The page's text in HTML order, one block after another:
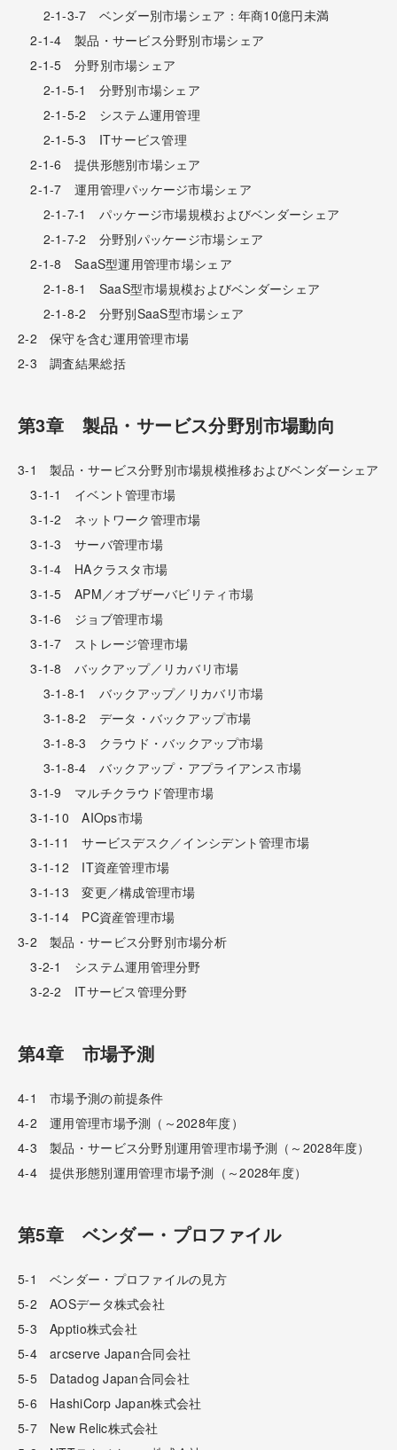
2-1-3-7 ベンダー別市場シェア：年商10億円未満
2-1-4 製品・サービス分野別市場シェア
2-1-5 分野別市場シェア
2-1-5-1 分野別市場シェア
2-1-5-2 システム運用管理
2-1-5-3 ITサービス管理
2-1-6 提供形態別市場シェア
2-1-7 運用管理パッケージ市場シェア
2-1-7-1 パッケージ市場規模およびベンダーシェア
2-1-7-2 分野別パッケージ市場シェア
2-1-8 SaaS型運用管理市場シェア
2-1-8-1 SaaS型市場規模およびベンダーシェア
2-1-8-2 分野別SaaS型市場シェア
2-2 保守を含む運用管理市場
2-3 調査結果総括
第3章 製品・サービス分野別市場動向
3-1 製品・サービス分野別市場規模推移およびベンダーシェア
3-1-1 イベント管理市場
3-1-2 ネットワーク管理市場
3-1-3 サーバ管理市場
3-1-4 HAクラスタ市場
3-1-5 APM／オブザーバビリティ市場
3-1-6 ジョブ管理市場
3-1-7 ストレージ管理市場
3-1-8 バックアップ／リカバリ市場
3-1-8-1 バックアップ／リカバリ市場
3-1-8-2 データ・バックアップ市場
3-1-8-3 クラウド・バックアップ市場
3-1-8-4 バックアップ・アプライアンス市場
3-1-9 マルチクラウド管理市場
3-1-10 AIOps市場
3-1-11 サービスデスク／インシデント管理市場
3-1-12 IT資産管理市場
3-1-13 変更／構成管理市場
3-1-14 PC資産管理市場
3-2 製品・サービス分野別市場分析
3-2-1 システム運用管理分野
3-2-2 ITサービス管理分野
第4章 市場予測
4-1 市場予測の前提条件
4-2 運用管理市場予測（～2028年度）
4-3 製品・サービス分野別運用管理市場予測（～2028年度）
4-4 提供形態別運用管理市場予測（～2028年度）
第5章 ベンダー・プロファイル
5-1 ベンダー・プロファイルの見方
5-2 AOSデータ株式会社
5-3 Apptio株式会社
5-4 arcserve Japan合同会社
5-5 Datadog Japan合同会社
5-6 HashiCorp Japan株式会社
5-7 New Relic株式会社